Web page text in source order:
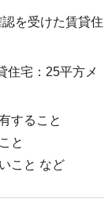
を受けた賃貸住
住宅：25平方メ
すること
と
こと など